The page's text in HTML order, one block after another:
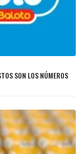
SON LOS NÚMEROS